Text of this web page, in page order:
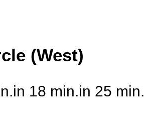
(West)
in 18 min.in 25 min.